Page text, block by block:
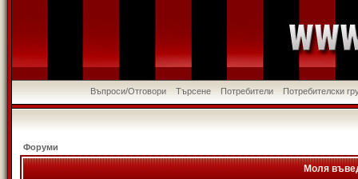
Въпроси/Отговори Търсене Потребители Потребителски
Форуми
Моля